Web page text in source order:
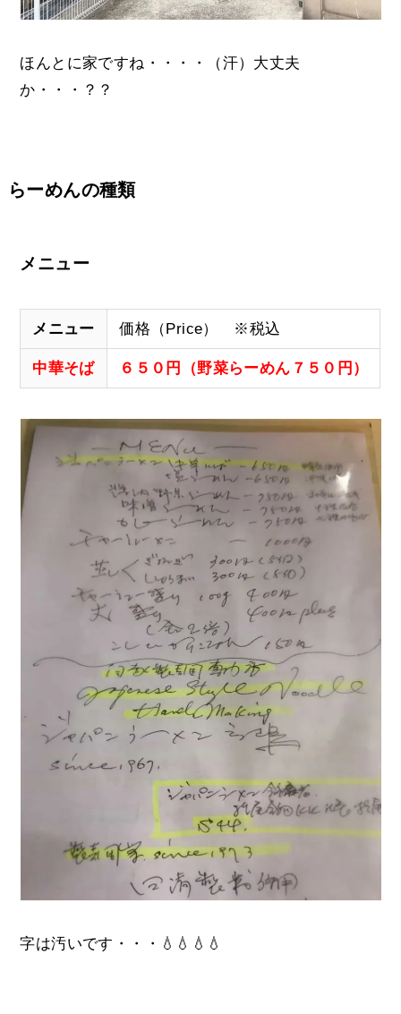
ほんとに家ですね・・・・（汗）大丈夫
か・・・？？
らーめんの種類
メニュー
メニュー 価格（Price） ※税込
中華そば ６５０円（野菜らーめん７５０円）
字は汚いです・・・💧💧💧💧